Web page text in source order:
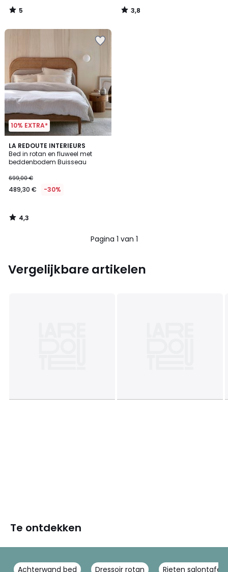
5
/
3,8
/
10% EXTRA*
LA REDOUTE INTERIEURS
Bed in rotan en fluweel met
beddenbodem Buisseau
699,00 €
489,30 € -30%
4,3
/ 5
4,3
/
Pagina 1 van 1
Vergelijkbare artikelen
Te ontdekken
Achterwand bed Dressoir rotan Rieten salontafel